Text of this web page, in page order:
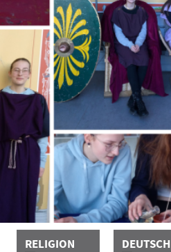
R­E­L­I­G­I­O­N D­E­U­T­S­C­H